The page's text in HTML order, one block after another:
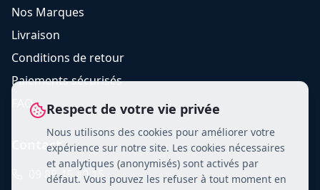
Nos Marques
Livraison
Conditions de retour
Paiements sécurisés
FAQ
Contact
09 88 45 40 15
Respect de votre vie privée
Nous utilisons des cookies pour améliorer votre
expérience sur notre site. Les cookies nécessaires
et analytiques (anonymisés) sont activés par
défaut. Vous pouvez les refuser à tout moment en